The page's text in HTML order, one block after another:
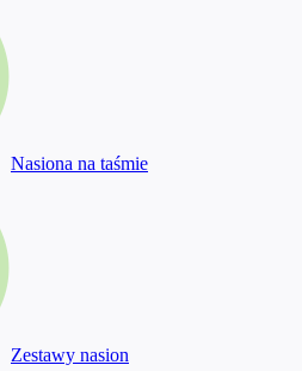
Nasiona na taśmie
Zestawy nasion